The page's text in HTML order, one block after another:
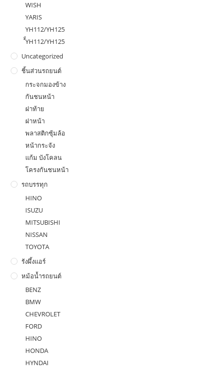
WISH
YARIS
YH112/YH125
ํ็YH112/YH125
Uncategorized
ชิ้นส่วนรถยนต์
กระจกมองข้าง
กันชนหน้า
ฝาท้าย
ฝาหน้า
พลาสติกซุ้มล้อ
หน้ากระจัง
แก้ม บังโคลน
โครงกันชนหน้า
รถบรรทุก
HINO
ISUZU
MITSUBISHI
NISSAN
TOYOTA
รังผึ้งแอร์
หม้อน้ำรถยนต์
BENZ
BMW
CHEVROLET
FORD
HINO
HONDA
HYNDAI